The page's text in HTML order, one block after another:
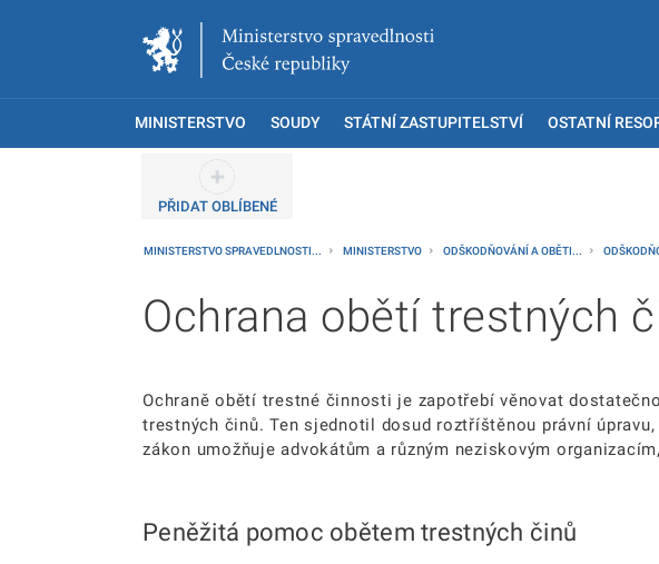
MINISTERSTVO SOUDY STÁTNÍ ZASTUPITELSTVÍ OSTATNÍ
PŘIDAT OBLÍBENÉ
MINISTERSTVO SPRAVEDLNOSTI... MINISTERSTVO ODŠKODŇOVÁNÍ A OBĚTI...
Ochrana obětí trestných
Ochraně obětí trestné činnosti je zapotřebí věnovat
trestných činů. Ten sjednotil dosud roztříštěnou právní
zákon umožňuje advokátům a různým neziskovým
Peněžitá pomoc obětem trestných činů